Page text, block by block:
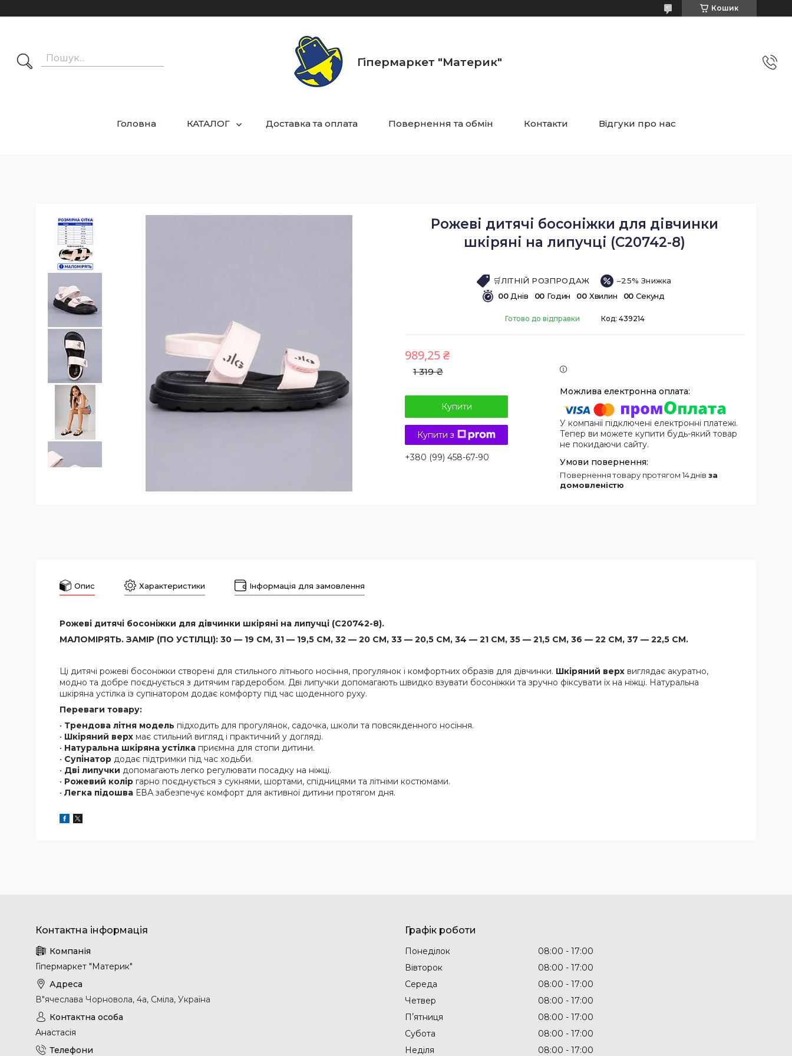
Кошик
Гіпермаркет "Материк"
Головна КАТАЛОГ Доставка та оплата Повернення та обмін Контакти Відгуки про нас
Рожеві дитячі босоніжки для дівчинки
шкіряні на липучці (C20742-8)
🛒ЛІТНІЙ РОЗПРОДАЖ
–25%
00 Днів 00 Годин 00 Хвилин 00 Секунд
Готово до відправки Код: 439214
1 319 ₴
989,25 ₴
Купити
Купити з
+380 (99) 458-67-90
У компанії підключені електронні платежі.
Тепер ви можете купити будь-який товар
не покидаючи сайту.
повернення товару протягом 14 днів за
домовленістю
Опис Характеристики Інформація для замовлення
Рожеві дитячі босоніжки для дівчинки шкіряні на липучці (C20742-8).
МАЛОМІРЯТЬ. ЗАМІР (ПО УСТІЛЦІ): 30 — 19 СМ, 31 — 19,5 СМ, 32 — 20 СМ, 33 — 20,5 СМ, 34 — 21 СМ, 35 — 21,5 СМ, 36 — 22 СМ, 37 — 22,5 СМ.
Ці дитячі рожеві босоніжки створені для стильного літнього носіння, прогулянок і комфортних образів для дівчинки. Шкіряний верх виглядає акуратно,
модно та добре поєднується з дитячим гардеробом. Дві липучки допомагають швидко взувати босоніжки та зручно фіксувати їх на ніжці. Натуральна
шкіряна устілка із супінатором додає комфорту під час щоденного руху.
Переваги товару:
• Трендова літня модель підходить для прогулянок, садочка, школи та повсякденного носіння.
• Шкіряний верх має стильний вигляд і практичний у догляді.
• Натуральна шкіряна устілка приємна для стопи дитини.
• Супінатор додає підтримки під час ходьби.
• Дві липучки допомагають легко регулювати посадку на ніжці.
• Рожевий колір гарно поєднується з сукнями, шортами, спідницями та літніми костюмами.
• Легка підошва ЕВА забезпечує комфорт для активної дитини протягом дня.
Гіпермаркет "Материк"
В"ячеслава Чорновола, 4а, Сміла, Україна
Анастасія
Графік роботи
Понеділок 08:00
17:00
Вівторок
08:00
17:00
Середа
08:00
17:00
Четвер
08:00
17:00
Пʼятниця
08:00
17:00
Субота
08:00
17:00
Неділя
08:00 17:00